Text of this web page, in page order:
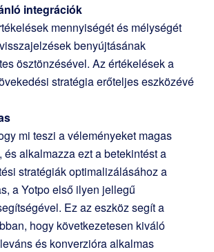
integrációk
mennyiségét és mélységét
benyújtásának
ösztönzésével. Az értékelések a
stratégia erőteljes eszközévé
mi teszi a véleményeket magas
és alkalmazza ezt a betekintést a
stratégiák optimalizálásához a
a Yotpo első ilyen jellegű
Ez az eszköz segít a
hogy következetesen kiváló
és konverzióra alkalmas